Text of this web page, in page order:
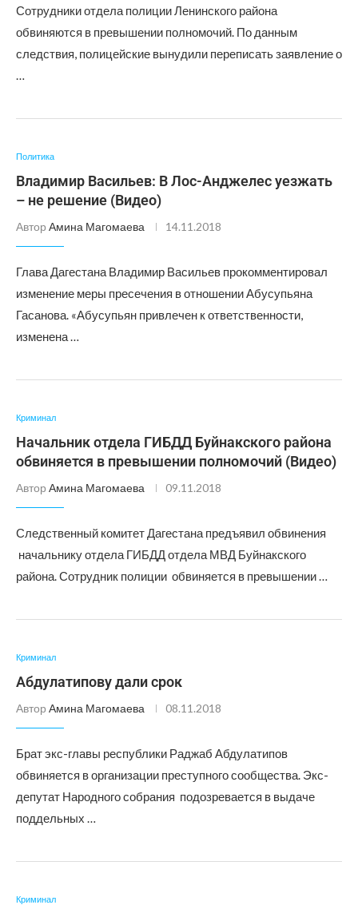
Сотрудники отдела полиции Ленинского района
обвиняются в превышении полномочий. По данным
следствия, полицейские вынудили переписать заявление о
…
Политика
Владимир Васильев: В Лос-Анджелес уезжать
– не решение (Видео)
Автор Амина Магомаева 14.11.2018
Глава Дагестана Владимир Васильев прокомментировал
изменение меры пресечения в отношении Абусупьяна
Гасанова. «Абусупьян привлечен к ответственности,
изменена …
Криминал
Начальник отдела ГИБДД Буйнакского района
обвиняется в превышении полномочий (Видео)
Автор Амина Магомаева 09.11.2018
Следственный комитет Дагестана предъявил обвинения
начальнику отдела ГИБДД отдела МВД Буйнакского
района. Сотрудник полиции обвиняется в превышении …
Криминал
Абдулатипову дали срок
Автор Амина Магомаева 08.11.2018
Брат экс-главы республики Раджаб Абдулатипов
обвиняется в организации преступного сообщества. Экс-
депутат Народного собрания подозревается в выдаче
поддельных …
Криминал